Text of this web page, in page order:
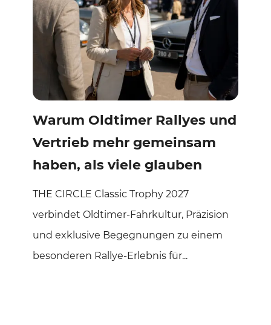
Warum Oldtimer Rallyes und
Vertrieb mehr gemeinsam
haben, als viele glauben
THE CIRCLE Classic Trophy 2027
verbindet Oldtimer-Fahrkultur, Präzision
und exklusive Begegnungen zu einem
besonderen Rallye-Erlebnis für...